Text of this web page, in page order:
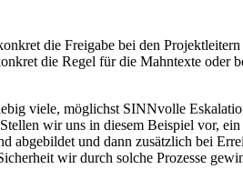
die Freigabe bei den
die Regel für die Mahntexte oder
viele, möglichst SINNvolle
wir uns in diesem Beispiel vor,
abgebildet und dann zusätzlich bei
wir durch solche Prozesse